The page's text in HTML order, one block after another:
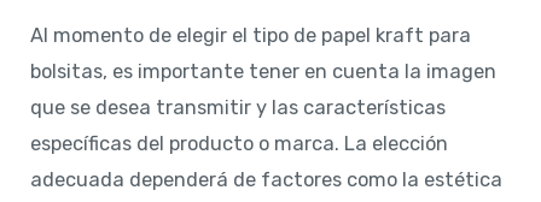
Al momento de elegir el tipo de papel kraft para
bolsitas, es importante tener en cuenta la imagen
que se desea transmitir y las características
específicas del producto o marca. La elección
adecuada dependerá de factores como la estética